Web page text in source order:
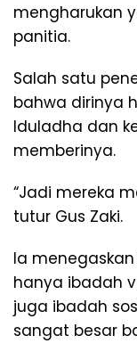
mengharukan
panitia.
Salah satu
bahwa dirinya
Iduladha dan
memberinya.
“Jadi mereka
tutur Gus Zaki.
Ia
hanya ibadah
juga ibadah
sangat besar